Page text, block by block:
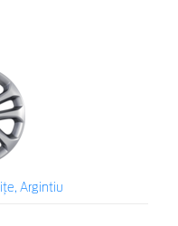
Argintiu